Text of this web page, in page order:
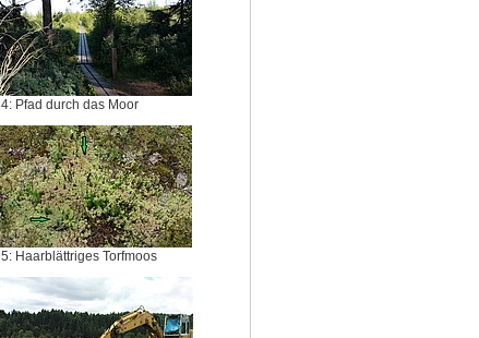
4: Pfad durch das Moor
5: Haarblättriges Torfmoos